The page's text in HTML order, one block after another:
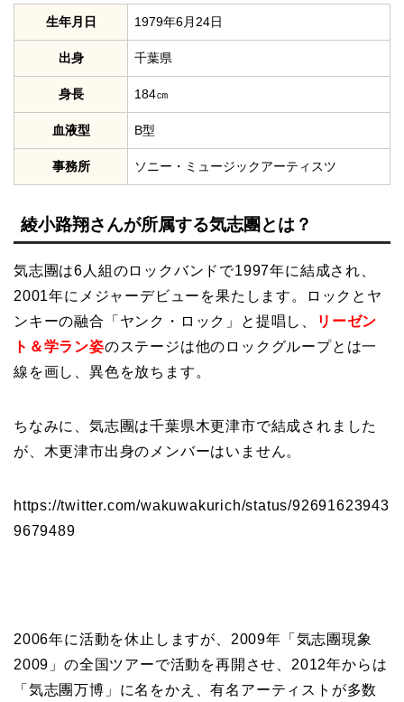
生年月日 1979年6月24日
出身 千葉県
身長 184㎝
血液型 B型
事務所 ソニー・ミュージックアーティスツ
綾小路翔さんが所属する気志團とは？
気志團は6人組のロックバンドで1997年に結成され、
2001年にメジャーデビューを果たします。ロックとヤ
ンキーの融合「ヤンク・ロック」と提唱し、
リーゼン
ト＆学ラン姿のステージは他のロックグループとは一
線を画し、異色を放ちます。
ちなみに、気志團は千葉県木更津市で結成されました
が、木更津市出身のメンバーはいません。
https://twitter.com/wakuwakurich/status/92691623943
9679489
2006年に活動を休止しますが、2009年「気志團現象
2009」の全国ツアーで活動を再開させ、2012年からは
「気志團万博」に名をかえ、有名アーティストが多数